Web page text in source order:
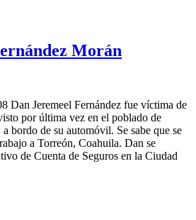
Morán
Dan Jeremeel Fernández fue víctima de
por última vez en el poblado de
bordo de su automóvil. Se sabe que se
a Torreón, Coahuila. Dan se
de Cuenta de Seguros en la Ciudad